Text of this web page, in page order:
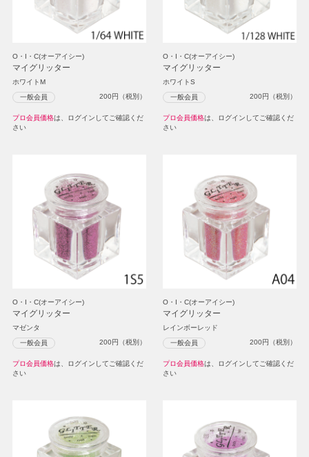
O・I・C(オーアイシー)
マイグリッター
ホワイトM
一般会員 200円（税別）
プロ会員価格は、ログインしてご確認くだ
さい
O・I・C(オーアイシー)
マイグリッター
ホワイトS
一般会員 200円（税別）
プロ会員価格は、ログインしてご確認くだ
さい
O・I・C(オーアイシー)
マイグリッター
マゼンタ
一般会員 200円（税別）
プロ会員価格は、ログインしてご確認くだ
さい
O・I・C(オーアイシー)
マイグリッター
レインボーレッド
一般会員 200円（税別）
プロ会員価格は、ログインしてご確認くだ
さい